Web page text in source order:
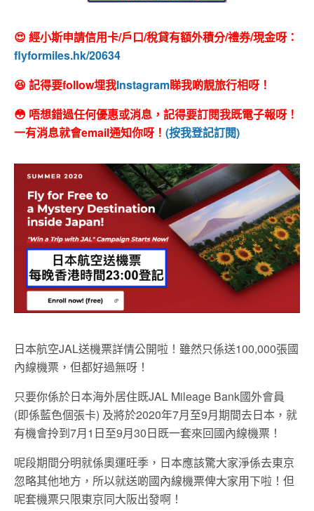
😍 經小斯申請信用卡/戶口/稅貸有額外積分/禮券/現金呀：
flyformiles.hk/20634
😆 記得要follow埋我Instagram睇我啲靚旅行相呀！
😳 唔想錯過任何優惠或消息，記得要訂閱我既電子報呀！
一有消息就會email通知你呀！ (按我登記訂閱)
日本航空JAL送機票詳情公開啦！雖然只係送100,000張國
內線機票，但都好過無呀！
只要你係於日本海外居住既JAL Mileage Bank國外會員
(即係藍色個張卡) 及將於2020年7月至9月期間去日本，就
有機會拎到7月1日至9月30日既一套來回國內線機票！
呢段期間分明就係奧運旺季，日本應該驚大家淨係去東京
忽略其他地方，所以就送啲國內線機票俾大家用下啦！但
呢套機票只限東京同大阪出發啊！